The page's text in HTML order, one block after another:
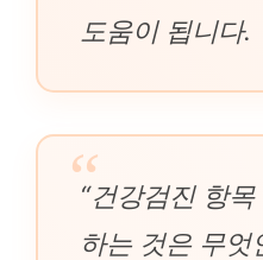
도움이 됩니다.
“건강검진 항
하는 것은 무엇